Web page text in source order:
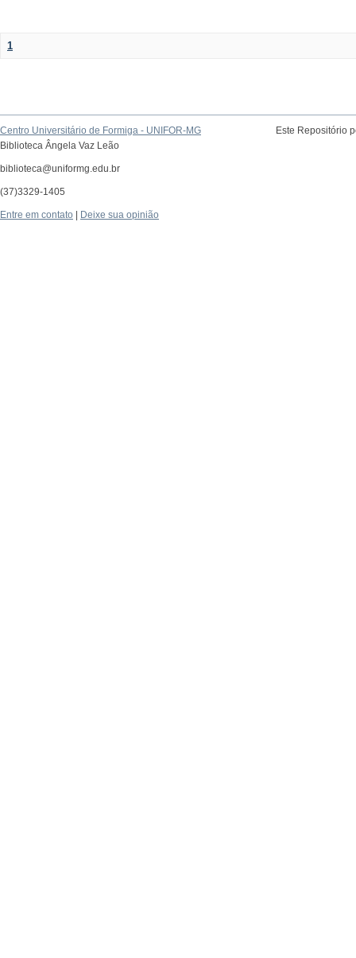
1
Centro Universitário de Formiga - UNIFOR-MG
Biblioteca Ângela Vaz Leão
biblioteca@uniformg.edu.br
(37)3329-1405
Este Repositório
Entre em contato Deixe sua opinião